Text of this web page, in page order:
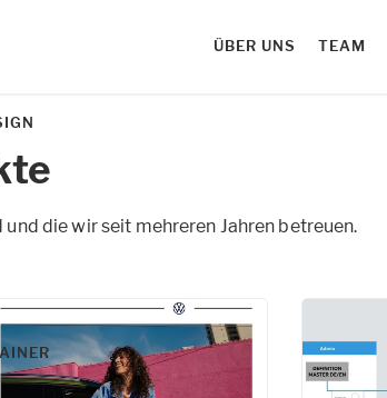
ÜBER UNS TEAM
die wir seit mehreren Jahren betreuen.